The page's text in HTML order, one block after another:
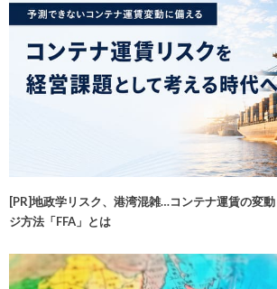
[PR]地政学リスク、港湾混雑…コンテナ運賃の変
ジ方法「FFA」とは